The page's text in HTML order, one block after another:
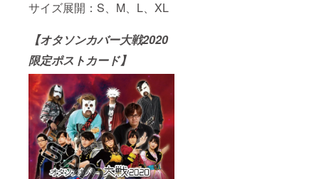
サイズ展開：S、M、L、XL
【オタソンカバー大戦2020
限定ポストカード】